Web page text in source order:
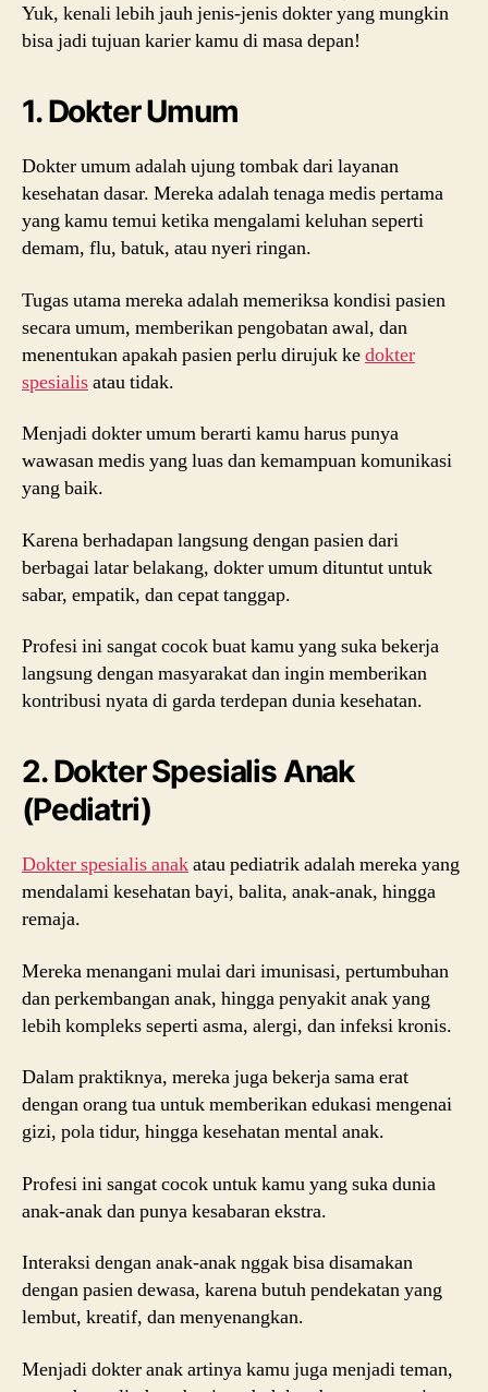
Yuk, kenali lebih jauh jenis-jenis dokter yang mungkin
bisa jadi tujuan karier kamu di masa depan!
1. Dokter Umum
Dokter umum adalah ujung tombak dari layanan
kesehatan dasar. Mereka adalah tenaga medis pertama
yang kamu temui ketika mengalami keluhan seperti
demam, flu, batuk, atau nyeri ringan.
Tugas utama mereka adalah memeriksa kondisi pasien
secara umum, memberikan pengobatan awal, dan
menentukan apakah pasien perlu dirujuk kedokter
spesialisatau tidak.
Menjadi dokter umum berarti kamu harus punya
wawasan medis yang luas dan kemampuan komunikasi
yang baik.
Karena berhadapan langsung dengan pasien dari
berbagai latar belakang, dokter umum dituntut untuk
sabar, empatik, dan cepat tanggap.
Profesi ini sangat cocok buat kamu yang suka bekerja
langsung dengan masyarakat dan ingin memberikan
kontribusi nyata di garda terdepan dunia kesehatan.
2. Dokter Spesialis Anak
(Pediatri)
Dokter spesialis anakatau pediatrik adalah mereka yang
mendalami kesehatan bayi, balita, anak-anak, hingga
remaja.
Mereka menangani mulai dari imunisasi, pertumbuhan
dan perkembangan anak, hingga penyakit anak yang
lebih kompleks seperti asma, alergi, dan infeksi kronis.
Dalam praktiknya, mereka juga bekerja sama erat
dengan orang tua untuk memberikan edukasi mengenai
gizi, pola tidur, hingga kesehatan mental anak.
Profesi ini sangat cocok untuk kamu yang suka dunia
anak-anak dan punya kesabaran ekstra.
Interaksi dengan anak-anak nggak bisa disamakan
dengan pasien dewasa, karena butuh pendekatan yang
lembut, kreatif, dan menyenangkan.
Menjadi dokter anak artinya kamu juga menjadi teman,